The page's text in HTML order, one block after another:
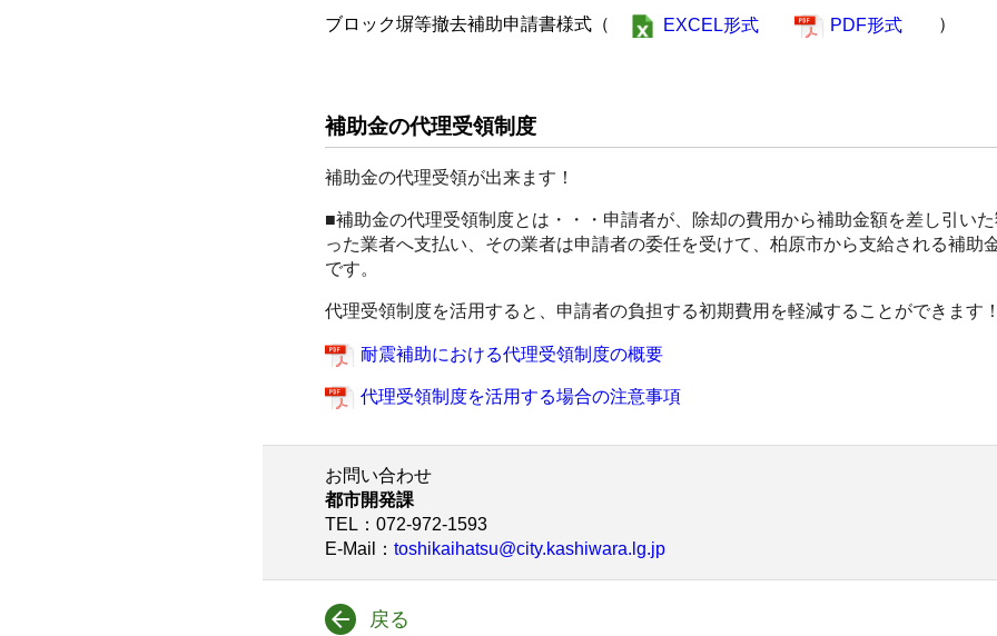
ブロック塀等撤去補助申請書様式（ EXCEL形式 PDF形式 ）
補助金の代理受領制度
補助金の代理受領が出来ます！
■補助金の代理受領制度とは・・・申請者が、除却の費用から補助金額を差し引い
った業者へ支払い、その業者は申請者の委任を受けて、柏原市から支給される補助
です。
代理受領制度を活用すると、申請者の負担する初期費用を軽減することができます！
耐震補助における代理受領制度の概要
代理受領制度を活用する場合の注意事項
お問い合わせ
都市開発課
TEL ：072-972-1593
E-Mail
： toshikaihatsu@city.kashiwara.lg.jp
戻る